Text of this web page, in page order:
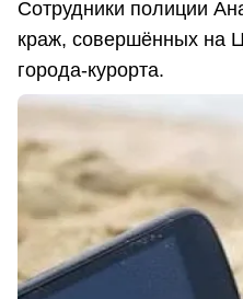
Сотрудники полиции
краж, совершённых на
города-курорта.